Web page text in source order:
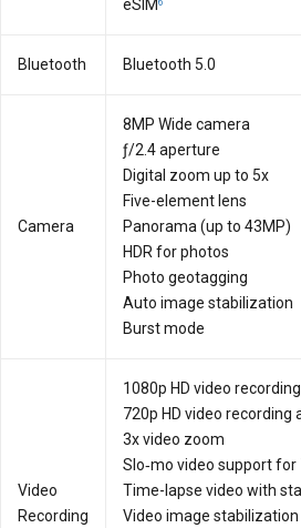
eSIM
Bluetooth Bluetooth 5.0
Camera
8MP Wide camera
ƒ/2.4 aperture
Digital zoom up to 5x
Five-element lens
Panorama (up to 43MP)
HDR for photos
Photo geotagging
Auto image stabilization
Burst mode
Video
Recording
1080p HD video
720p HD video recording
3x video zoom
Slo‑mo video support
Time-lapse video with
Video image stabilization